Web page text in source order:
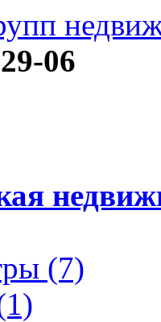
06
(7)